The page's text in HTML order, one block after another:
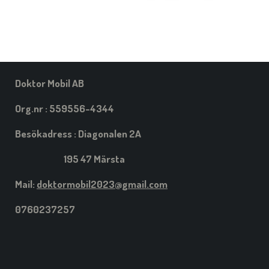
Doktor Mobil AB
Org.nr : 559556-4344
Besökadress : Diagonalen 2A
195 47 Märsta
Mail: doktormobil2023@gmail.com
0760237257